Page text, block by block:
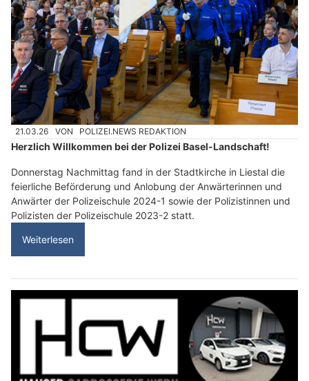
21.03.26 VON POLIZEI.NEWS REDAKTION
Herzlich Willkommen bei der Polizei Basel-Landschaft!
Donnerstag Nachmittag fand in der Stadtkirche in Liestal die
feierliche Beförderung und Anlobung der Anwärterinnen und
Anwärter der Polizeischule 2024-1 sowie der Polizistinnen und
Polizisten der Polizeischule 2023-2 statt.
Weiterlesen